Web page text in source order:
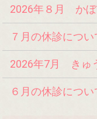
2026年８月 かぼ
７月の休診につい
2026年7月 きゅ
６月の休診につい